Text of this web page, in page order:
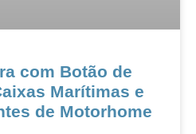
com Botão de
Marítimas e
de Motorhome